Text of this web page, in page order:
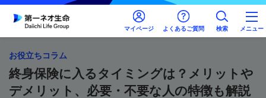
マイページ よくあるご質問 検索 メニュー
お役立ちコラム
終身保険に入るタイミングは？メリットや
デメリット、必要・不要な人の特徴も解説